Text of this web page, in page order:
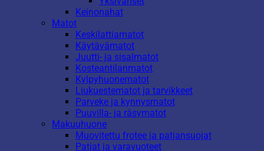
Keinonahat
Matot
Keskilattiamatot
Käytävämatot
Juutti- ja sisalmatot
Kosteantilanmatot
Kylpyhuonematot
Liukuestematot ja tarvikkeet
Parveke ja kynnysmatot
Puuvilla- ja räsymatot
Makuuhuone
Muovitettu frotee ja patjansuojat
Patjat ja varavuoteet